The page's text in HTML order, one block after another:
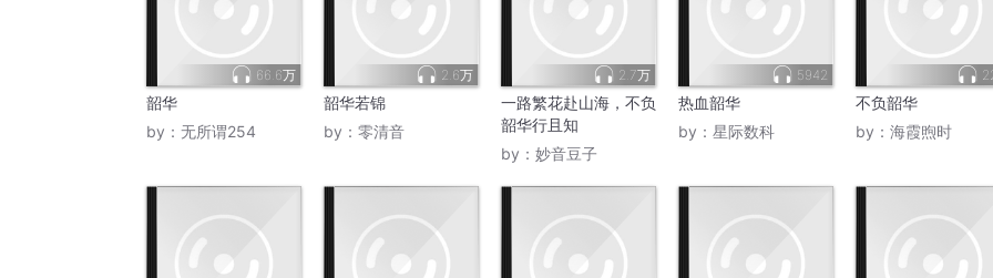
66.6万
韶华
by： 无所谓254
2.6万
韶华若锦
by： 零清音
2.7万
一路繁花赴山海，不负
韶华行且知
by： 妙音豆子
5942
热血韶华
by： 星际数科
不负韶华
by： 海霞煦时